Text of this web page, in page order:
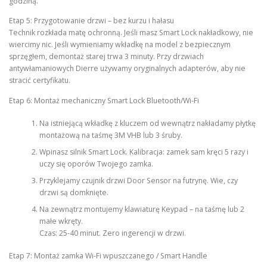
Etap 5: Przygotowanie drzwi – bez kurzu i hałasu
Technik rozkłada matę ochronną. Jeśli masz Smart Lock nakładkowy, nie
wiercimy nic. Jeśli wymieniamy wkładkę na model z bezpiecznym
sprzęgłem, demontaż starej trwa 3 minuty. Przy drzwiach
antywłamaniowych Dierre używamy oryginalnych adapterów, aby nie
stracić certyfikatu.
Etap 6: Montaż mechaniczny Smart Lock Bluetooth/Wi-Fi
Na istniejącą wkładkę z kluczem od wewnątrz nakładamy płytkę
montażową na taśmę 3M VHB lub 3 śruby.
Wpinasz silnik Smart Lock. Kalibracja: zamek sam kręci 5 razy i
uczy się oporów Twojego zamka.
Przyklejamy czujnik drzwi Door Sensor na futrynę. Wie, czy
drzwi są domknięte.
Na zewnątrz montujemy klawiaturę Keypad – na taśmę lub 2
małe wkręty.
Czas: 25-40 minut. Zero ingerencji w drzwi.
Etap 7: Montaż zamka Wi-Fi wpuszczanego / Smart Handle